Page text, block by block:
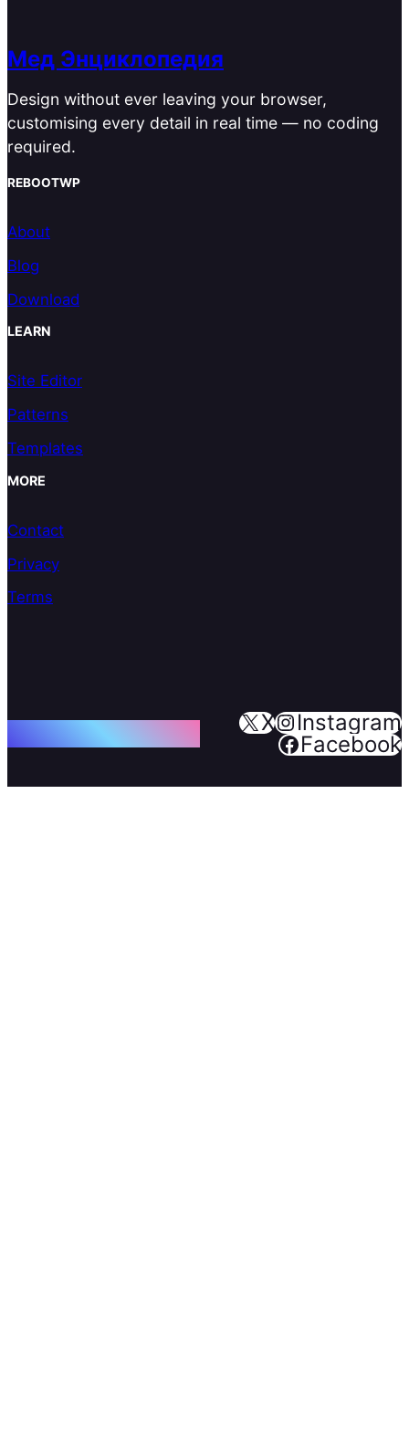
Мед Энциклопедия
Design without ever leaving your browser,
customising every detail in real time — no coding
required.
REBOOTWP
About
Blog
Download
LEARN
Site Editor
Patterns
Templates
MORE
Contact
Privacy
Terms
X
Instagram
Facebook